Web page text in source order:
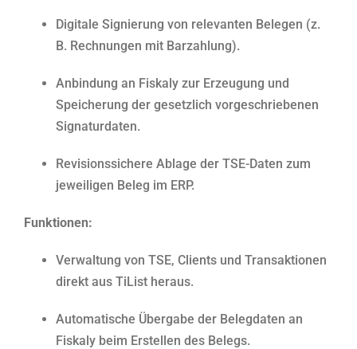
Digitale Signierung von relevanten Belegen (z.
B. Rechnungen mit Barzahlung).
Anbindung an Fiskaly zur Erzeugung und
Speicherung der gesetzlich vorgeschriebenen
Signaturdaten.
Revisionssichere Ablage der TSE-Daten zum
jeweiligen Beleg im ERP.
Funktionen:
Verwaltung von TSE, Clients und Transaktionen
direkt aus TiList heraus.
Automatische Übergabe der Belegdaten an
Fiskaly beim Erstellen des Belegs.